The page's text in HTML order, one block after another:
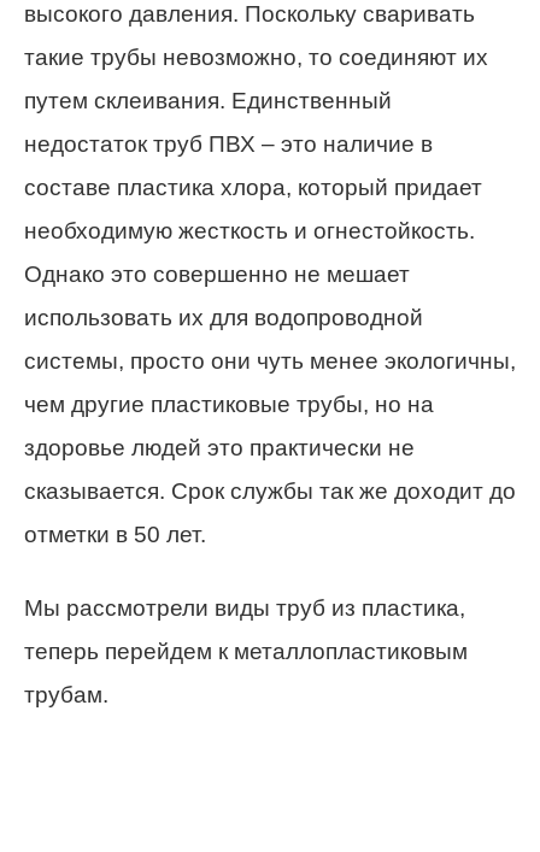
высокого давления. Поскольку сваривать
такие трубы невозможно, то соединяют их
путем склеивания. Единственный
недостаток труб ПВХ – это наличие в
составе пластика хлора, который придает
необходимую жесткость и огнестойкость.
Однако это совершенно не мешает
использовать их для водопроводной
системы, просто они чуть менее экологичны,
чем другие пластиковые трубы, но на
здоровье людей это практически не
сказывается. Срок службы так же доходит до
отметки в 50 лет.
Мы рассмотрели виды труб из пластика,
теперь перейдем к металлопластиковым
трубам.